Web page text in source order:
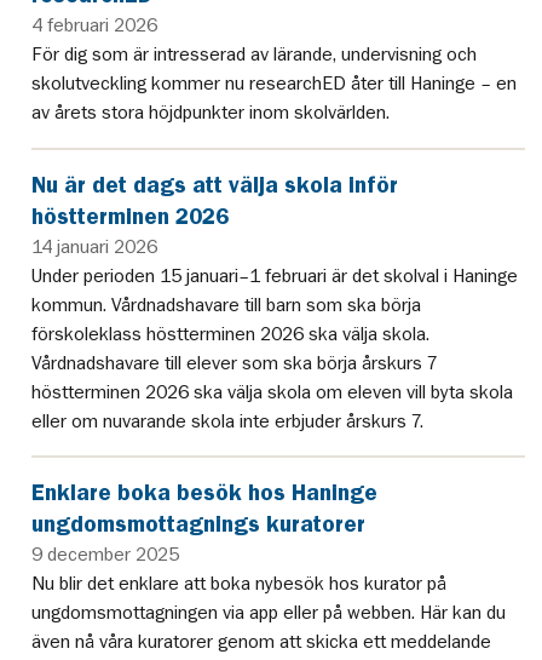
4 februari 2026
För dig som är intresserad av lärande, undervisning och
skolutveckling kommer nu researchED åter till Haninge – en
av årets stora höjdpunkter inom skolvärlden.
Nu är det dags att välja skola inför
höstterminen 2026
14 januari 2026
Under perioden 15 januari–1 februari är det skolval i Haninge
kommun. Vårdnadshavare till barn som ska börja
förskoleklass höstterminen 2026 ska välja skola.
Vårdnadshavare till elever som ska börja årskurs 7
höstterminen 2026 ska välja skola om eleven vill byta skola
eller om nuvarande skola inte erbjuder årskurs 7.
Enklare boka besök hos Haninge
ungdomsmottagnings kuratorer
9 december 2025
Nu blir det enklare att boka nybesök hos kurator på
ungdomsmottagningen via app eller på webben. Här kan du
även nå våra kuratorer genom att skicka ett meddelande